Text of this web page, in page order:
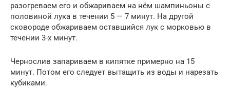
разогреваем его и обжариваем на нём шампиньоны с
половиной лука в течении 5 — 7 минут. На другой
сковороде обжариваем оставшийся лук с морковью в
течении 3-х минут.
Чернослив запариваем в кипятке примерно на 15
минут. Потом его следует вытащить из воды и нарезать
кубиками.